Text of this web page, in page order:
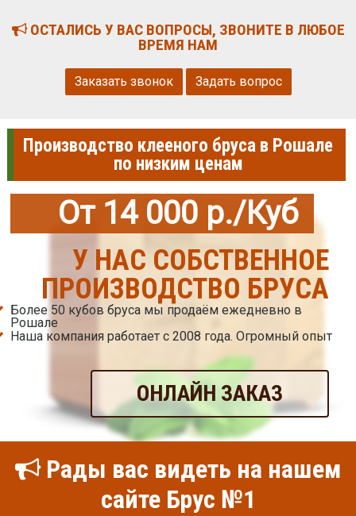
ОСТАЛИСЬ У ВАС ВОПРОСЫ, ЗВОНИТЕ В ЛЮБОЕ
ВРЕМЯ НАМ
Заказать звонок Задать вопрос
Производство клееного бруса в Рошале
по низким ценам
От 14 000 р./Куб
У НАС СОБСТВЕННОЕ
ПРОИЗВОДСТВО БРУСА
Более 50 кубов бруса мы продаём ежедневно в
Рошале
Наша компания работает с 2008 года. Огромный опыт
ОНЛАЙН ЗАКАЗ
Рады вас видеть на нашем
сайте Брус №1